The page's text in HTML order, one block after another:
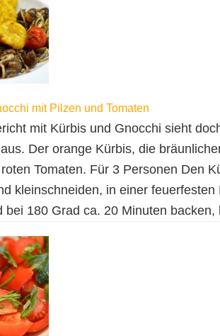
mit Pilzen und Tomaten
mit Kürbis und Gnocchi sieht
Der orange Kürbis, die
roten Tomaten. Für 3 Personen Den
kleinschneiden, in einer feuerfesten
bei 180 Grad ca. 20 Minuten